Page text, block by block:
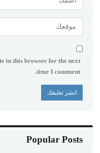
in this browser for the next
time I comment.
Popular Posts